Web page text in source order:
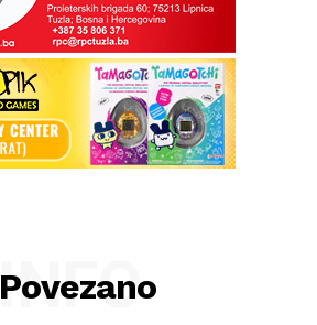
Povezano
INFO